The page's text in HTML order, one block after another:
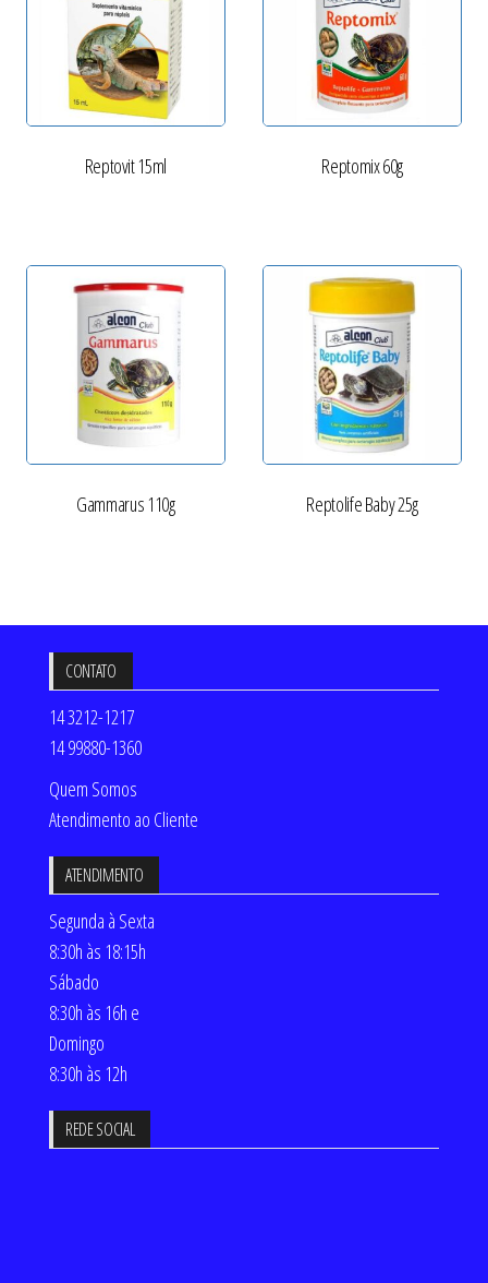
Reptovit 15ml Reptomix 60g
Gammarus 110g Reptolife Baby 25g
CONTATO
14 3212-1217
14 99880-1360
Quem Somos
Atendimento ao Cliente
ATENDIMENTO
Segunda à Sexta
8:30h às 18:15h
Sábado
8:30h às 16h e
Domingo
8:30h às 12h
REDE SOCIAL